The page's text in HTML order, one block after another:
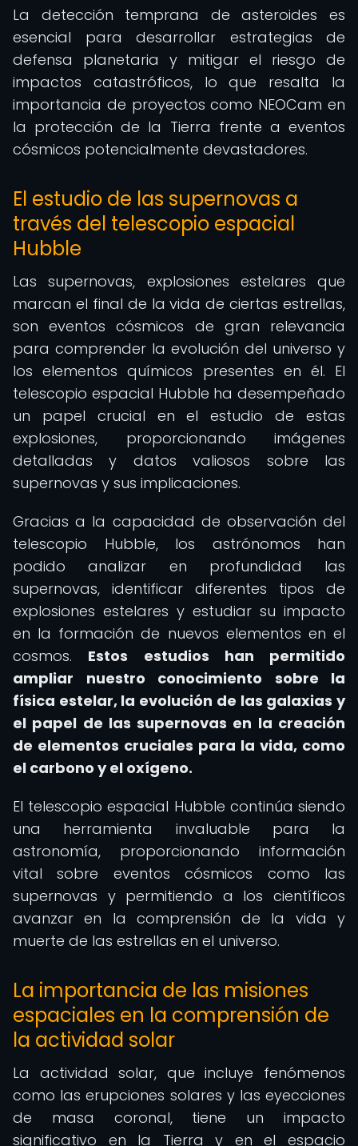
La detección temprana de asteroides es
esencial para desarrollar estrategias de
defensa planetaria y mitigar el riesgo de
impactos catastróficos, lo que resalta la
importancia de proyectos como NEOCam en
la protección de la Tierra frente a eventos
cósmicos potencialmente devastadores.
El estudio de las supernovas a
través del telescopio espacial
Hubble
Las supernovas, explosiones estelares que
marcan el final de la vida de ciertas estrellas,
son eventos cósmicos de gran relevancia
para comprender la evolución del universo y
los elementos químicos presentes en él. El
telescopio espacial Hubble ha desempeñado
un papel crucial en el estudio de estas
explosiones, proporcionando imágenes
detalladas y datos valiosos sobre las
supernovas y sus implicaciones.
Gracias a la capacidad de observación del
telescopio Hubble, los astrónomos han
podido analizar en profundidad las
supernovas, identificar diferentes tipos de
explosiones estelares y estudiar su impacto
en la formación de nuevos elementos en el
cosmos. Estos estudios han permitido
ampliar nuestro conocimiento sobre la
física estelar, la evolución de las galaxias y
el papel de las supernovas en la creación
de elementos cruciales para la vida, como
el carbono y el oxígeno.
El telescopio espacial Hubble continúa siendo
una herramienta invaluable para la
astronomía, proporcionando información
vital sobre eventos cósmicos como las
supernovas y permitiendo a los científicos
avanzar en la comprensión de la vida y
muerte de las estrellas en el universo.
La importancia de las misiones
espaciales en la comprensión de
la actividad solar
La actividad solar, que incluye fenómenos
como las erupciones solares y las eyecciones
de masa coronal, tiene un impacto
significativo en la Tierra y en el espacio